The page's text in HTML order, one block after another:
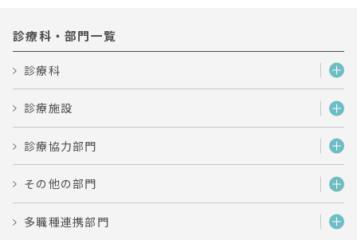
診療科・部門一覧
診療科
診療施設
診療協力部門
その他の部門
多職種連携部門